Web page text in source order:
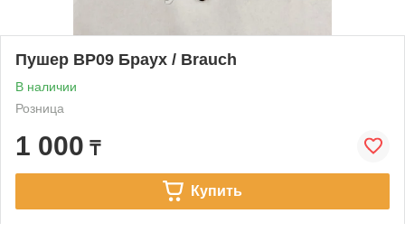
Пушер BP09 Браух / Brauch
В наличии
Розница
1 000 ₸
Купить